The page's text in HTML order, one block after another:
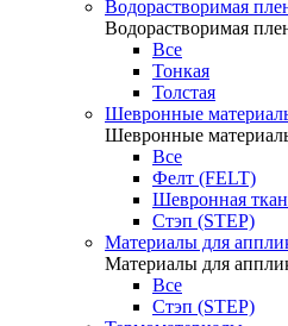
Водорастворимая
Водорастворимая
Все
Тонкая
Толстая
Шевронные
Шевронные
Все
Фелт (FELT)
Шевронная
Стэп (STEP)
Материалы для
Материалы для
Все
Стэп (STEP)